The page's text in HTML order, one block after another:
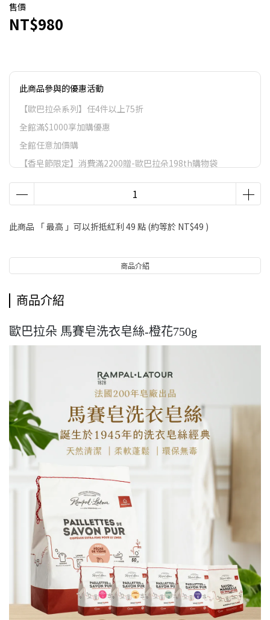
售價
NT$980
此商品參與的優惠活動
【歐巴拉朵系列】任4件以上75折
全館滿$1000享加購優惠
全館任意加價購
【香皂節限定】消費滿2200贈-歐巴拉朵198th購物袋
VIP會員尊榮滿額禮.
此商品 「 最高 」可以折抵紅利 49 點 (約等於 NT$49 )
商品介紹
商品介紹
歐巴拉朵 馬賽皂洗衣皂絲-橙花750g